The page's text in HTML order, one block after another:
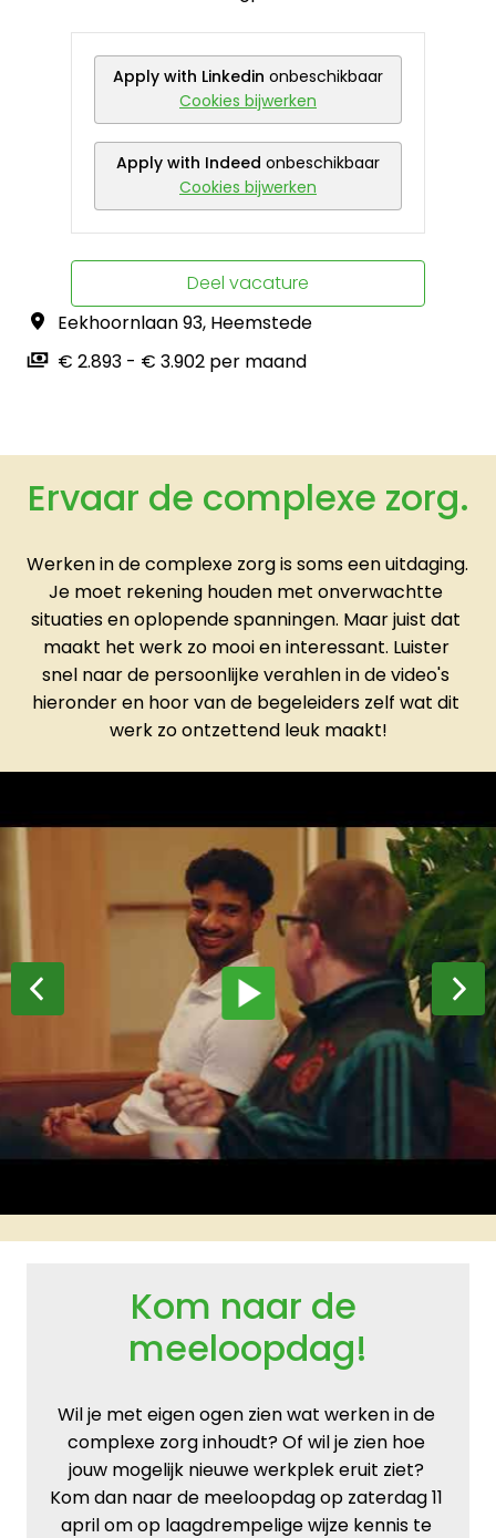
Apply with Linkedin onbeschikbaar
Cookies bijwerken
Apply with Indeed onbeschikbaar
Cookies bijwerken
Deel vacature
Eekhoornlaan 93, Heemstede
€ 2.893 - € 3.902 per maand
Ervaar de complexe zorg.
Werken in de complexe zorg is soms een uitdaging.
Je moet rekening houden met onverwachtte
situaties en oplopende spanningen. Maar juist dat
maakt het werk zo mooi en interessant. Luister
snel naar de persoonlijke verahlen in de video's
hieronder en hoor van de begeleiders zelf wat dit
Kom naar de
meeloopdag!
Wil je met eigen ogen zien wat werken in de
complexe zorg inhoudt? Of wil je zien hoe
jouw mogelijk nieuwe werkplek eruit ziet?
Kom dan naar de meeloopdag op zaterdag 11
april om op laagdrempelige wijze kennis te